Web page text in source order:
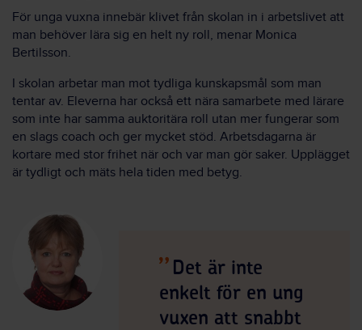
För unga vuxna innebär klivet från skolan in i arbetslivet att
man behöver lära sig en helt ny roll, menar Monica
Bertilsson.
I skolan arbetar man mot tydliga kunskapsmål som man
tentar av. Eleverna har också ett nära samarbete med lärare
som inte har samma auktoritära roll utan mer fungerar som
en slags coach och ger mycket stöd. Arbetsdagarna är
kortare med stor frihet när och var man gör saker. Upplägget
är tydligt och mäts hela tiden med betyg.
Det är inte
enkelt för en ung
vuxen att snabbt